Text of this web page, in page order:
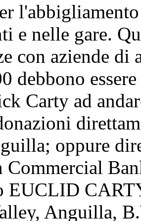
e nelle gare.
con aziende
debbono
Carty ad
oppure
Commercial
EUCLID
Anguilla,